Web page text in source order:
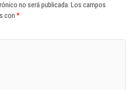
no será publicada. Los campos
con*